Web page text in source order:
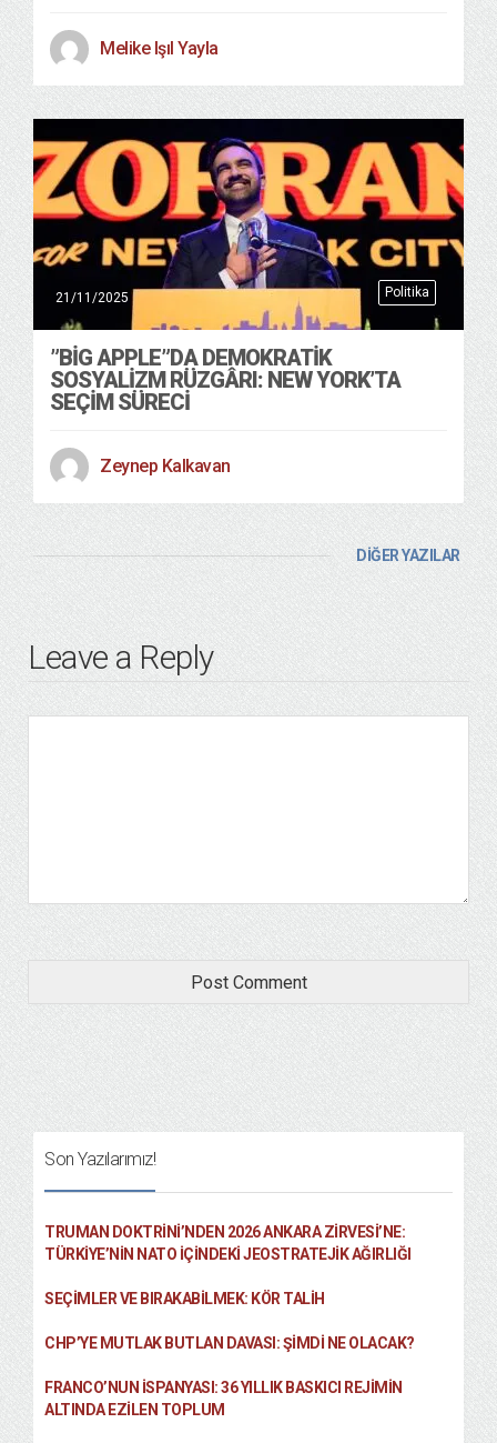
Melike Işıl Yayla
Politika
21/11/2025
”BIG APPLE”DA DEMOKRATIK
SOSYALIZM RÜZGÂRI: NEW YORK’TA
SEÇIM SÜRECI
Zeynep Kalkavan
DİĞER YAZILAR
Leave a Reply
Son Yazılarımız!
TRUMAN DOKTRINI’NDEN 2026 ANKARA ZIRVESI’NE:
TÜRKIYE’NIN NATO İÇINDEKI JEOSTRATEJIK AĞIRLIĞI
SEÇIMLER VE BIRAKABILMEK: KÖR TALIH
CHP’YE MUTLAK BUTLAN DAVASI: ŞİMDİ NE OLACAK?
FRANCO’NUN İSPANYASI: 36 YILLIK BASKICI REJIMIN
ALTINDA EZILEN TOPLUM